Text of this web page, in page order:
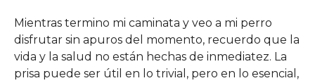
Mientras termino mi caminata y veo a mi perro
disfrutar sin apuros del momento, recuerdo que la
vida y la salud no están hechas de inmediatez. La
prisa puede ser útil en lo trivial, pero en lo esencial,